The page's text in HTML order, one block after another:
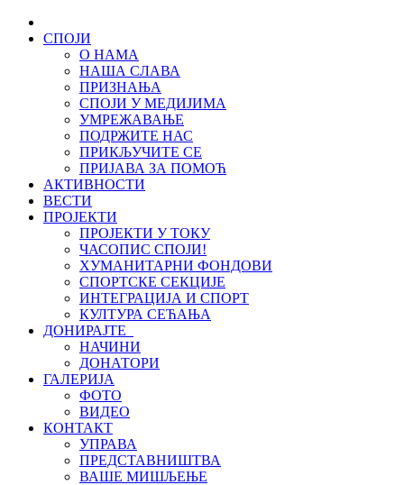
СПОЈИ
О НАМА
НАША СЛАВА
ПРИЗНАЊА
СПОЈИ У МЕДИЈИМА
УМРЕЖАВАЊЕ
ПОДРЖИТЕ НАС
ПРИКЉУЧИТЕ СЕ
ПРИЈАВА ЗА ПОМОЋ
АКТИВНОСТИ
ВЕСТИ
ПРОЈЕКТИ
ПРОЈЕКТИ У ТОКУ
ЧАСОПИС СПОЈИ!
ХУМАНИТАРНИ ФОНДОВИ
СПОРТСКЕ СЕКЦИЈЕ
ИНТЕГРАЦИЈА И СПОРТ
КУЛТУРА СЕЋАЊА
ДОНИРАЈТЕ
НАЧИНИ
ДОНАТОРИ
ГАЛЕРИЈА
ФОТО
ВИДЕО
КОНТАКТ
УПРАВА
ПРЕДСТАВНИШТВА
ВАШЕ МИШЉЕЊЕ